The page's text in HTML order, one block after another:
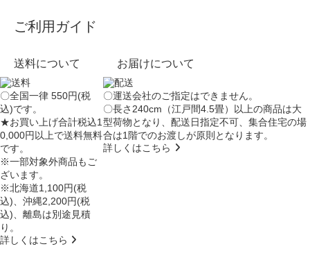
ご利用ガイド
送料について
〇全国一律 550円(税
込)です。
★お買い上げ合計税込1
0,000円以上で送料無料
です。
※一部対象外商品もご
ざいます。
※北海道1,100円(税
込)、沖縄2,200円(税
込)、離島は別途見積
り。
詳しくはこちら
お届けについて
〇運送会社のご指定はできません。
〇長さ240cm（江戸間4.5畳）以上の商品は大
型荷物となり、配送日指定不可 、集合住宅の場
合は1階でのお渡しが原則となります。
詳しくはこちら